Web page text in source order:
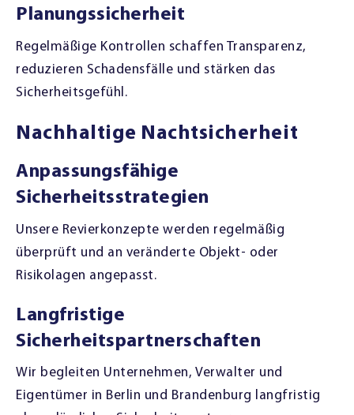
Planungssicherheit
Regelmäßige Kontrollen schaffen Transparenz,
reduzieren Schadensfälle und stärken das
Sicherheitsgefühl.
Nachhaltige Nachtsicherheit
Anpassungsfähige
Sicherheitsstrategien
Unsere Revierkonzepte werden regelmäßig
überprüft und an veränderte Objekt- oder
Risikolagen angepasst.
Langfristige
Sicherheitspartnerschaften
Wir begleiten Unternehmen, Verwalter und
Eigentümer in Berlin und Brandenburg langfristig